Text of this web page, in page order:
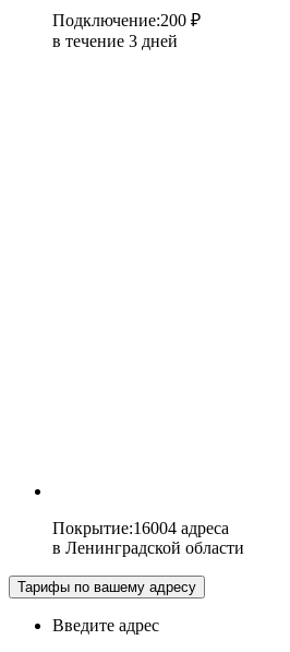
Подключение:200 ₽
в течение 3 дней
Покрытие:16004 адреса
в Ленинградской области
Тарифы по вашему адресу
Введите адрес